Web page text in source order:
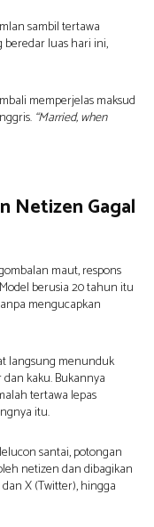
sambil tertawa
luas hari ini,
memperjelas maksud
“Married, when
Netizen Gagal
maut, respons
berusia 20 tahun itu
mengucapkan
langsung menunduk
kaku. Bukannya
tertawa lepas
itu.
santai, potongan
netizen dan dibagikan
X (Twitter), hingga